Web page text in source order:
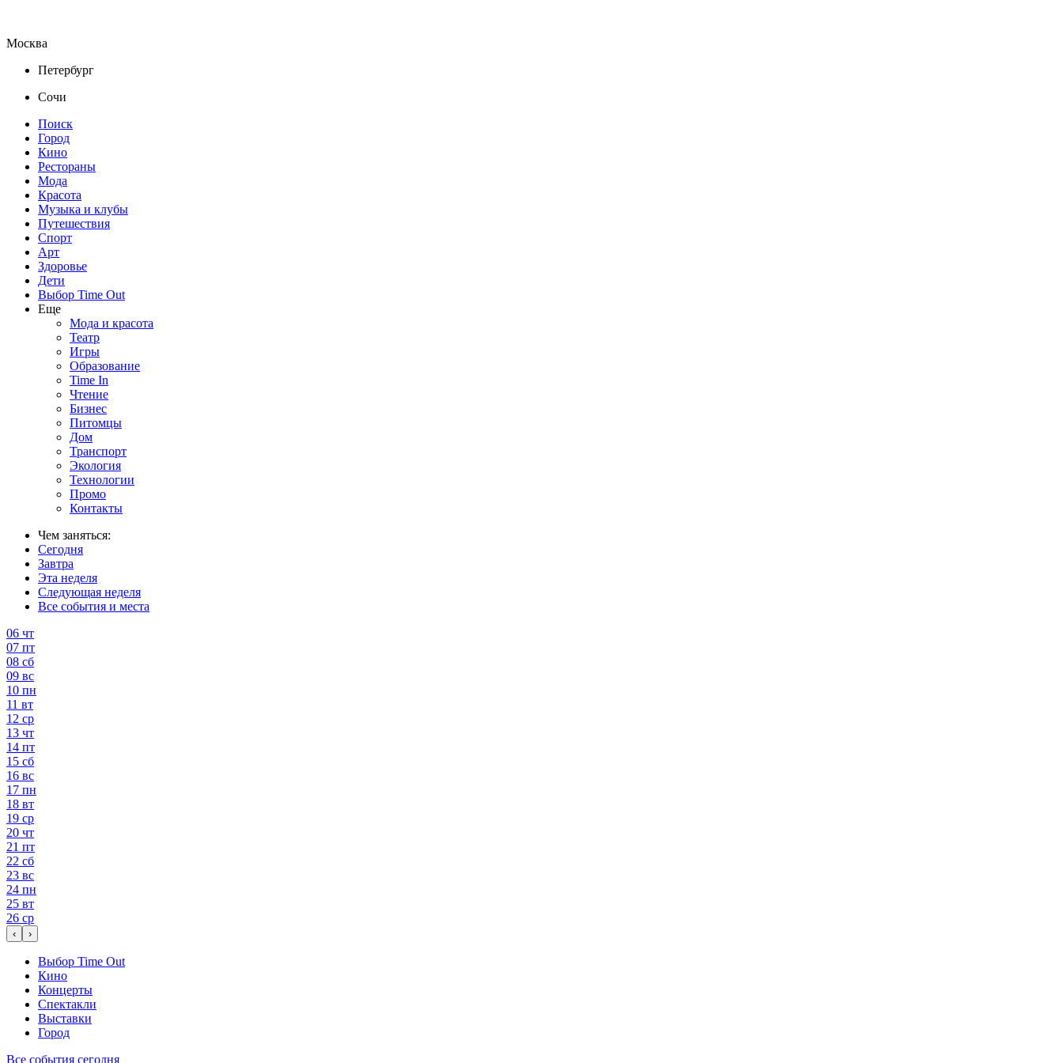
Москва
Петербург
Сочи
Поиск
Город
Кино
Рестораны
Мода
Красота
Музыка и клубы
Путешествия
Спорт
Арт
Здоровье
Дети
Выбор Time Out
Еще
Мода и красота
Театр
Игры
Образование
Time In
Чтение
Бизнес
Питомцы
Дом
Транспорт
Экология
Технологии
Промо
Контакты
Чем заняться:
Сегодня
Завтра
Эта неделя
Следующая неделя
Все события и места
06 чт
07 пт
08 сб
09 вс
10 пн
11 вт
12 ср
13 чт
14 пт
15 сб
16 вс
17 пн
18 вт
19 ср
20 чт
21 пт
22 сб
23 вс
24 пн
25 вт
26 ср
‹ ›
Выбор Time Out
Кино
Концерты
Спектакли
Выставки
Город
Все события сегодня